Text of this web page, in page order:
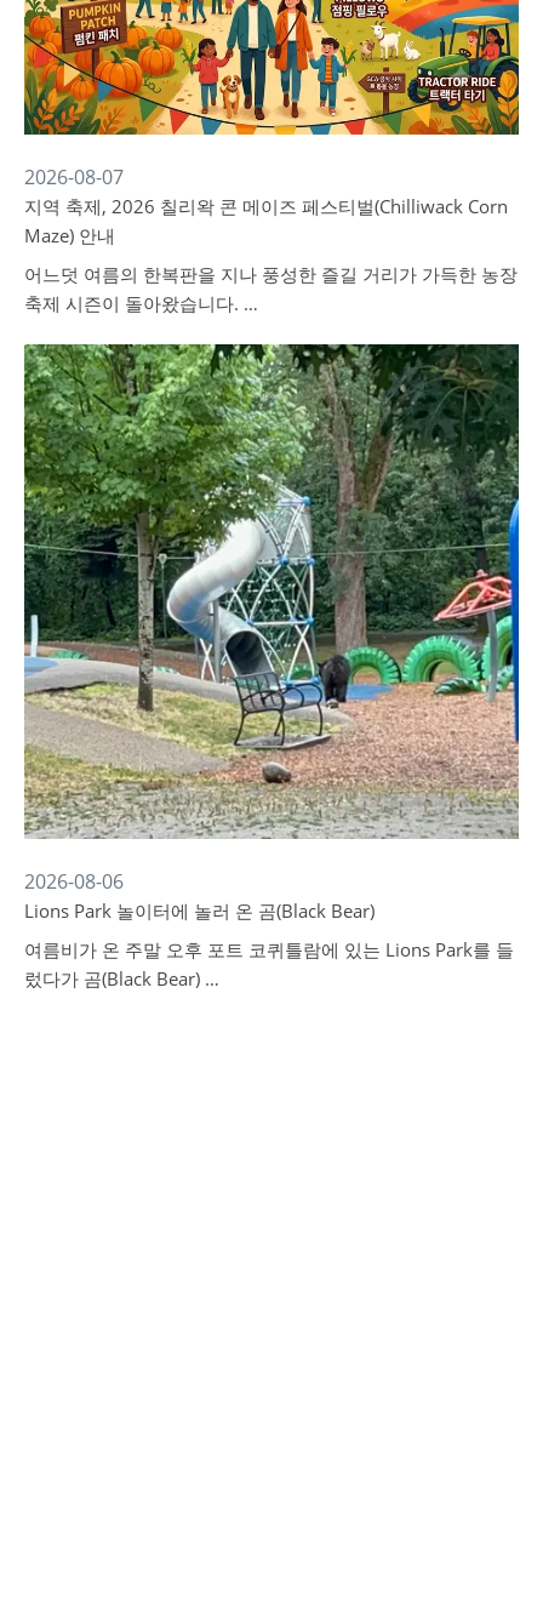
2026-08-07
지역 축제, 2026 칠리왁 콘 메이즈 페스티벌(Chilliwack Corn
Maze) 안내
어느덧 여름의 한복판을 지나 풍성한 즐길 거리가 가득한 농장
축제 시즌이 돌아왔습니다. …
2026-08-06
Lions Park 놀이터에 놀러 온 곰(Black Bear)
여름비가 온 주말 오후 포트 코퀴틀람에 있는 Lions Park를 들
렀다가 곰(Black Bear) …